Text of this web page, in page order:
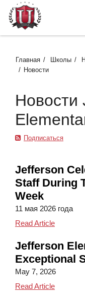
Главная Школы
Новости
Новости
Подписаться
Jefferson
Staff During
Week
11 мая 2026 года
Read Article
Jefferson
Exceptional
May 7, 2026
Read Article